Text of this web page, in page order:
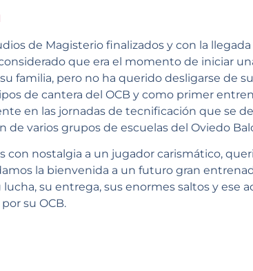
de Magisterio finalizados y con la
que era el momento de iniciar
familia, pero no ha querido desligarse de
de cantera del OCB y como primer
en las jornadas de tecnificación que se
de varios grupos de escuelas del Oviedo
con nostalgia a un jugador carismático,
la bienvenida a un futuro gran
su entrega, sus enormes saltos y ese
su OCB.